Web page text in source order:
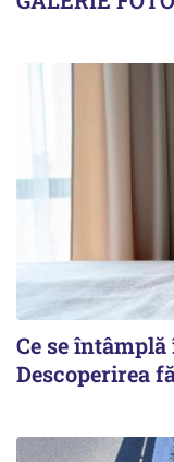
Ce se
Descoperirea